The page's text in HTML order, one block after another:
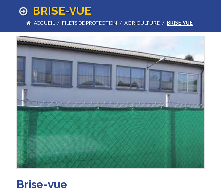
BRISE-VUE
ACCUEIL / FILETS DE PROTECTION / AGRICULTURE / BRISE-VUE
Brise-vue